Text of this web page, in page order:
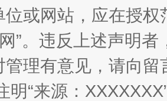
优化重塑工作
位或网站，应在授
”。违反上述声明
管理有意见，请向
明“来源：